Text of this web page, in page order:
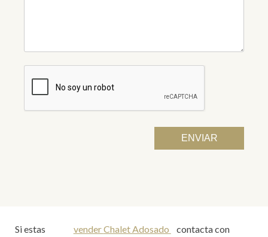
Si estas
venderChalet Adosado
contacta con